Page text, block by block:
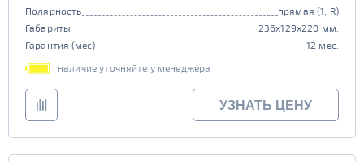
Полярность
прямая (1, R)
Габариты
236x129x220 мм.
Гарантия (мес)
12 мес.
наличие уточняйте у менеджера
УЗНАТЬ ЦЕНУ